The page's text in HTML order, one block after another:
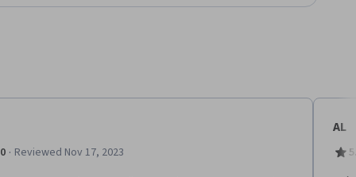
· Reviewed Nov 17, 2023
AL